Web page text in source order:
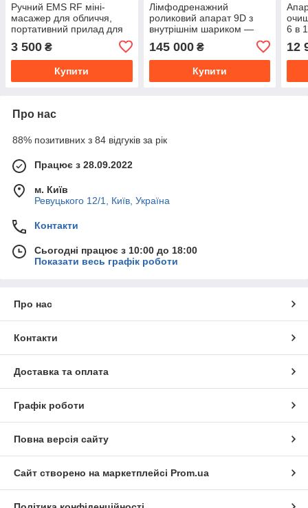
Ручний EMS RF міні-
масажер для обличчя,
портативний прилад для
підтяжки та омолодження
шкіри
3 500 ₴
Купити
Лімфодренажний
роликовий апарат 9D з
внутрішнім шариком —
масаж і моделювання
фігури 360°
145 000₴
Купити
6 в
12
Про нас
88% позитивних з 84 відгуків за рік
Працює з 28.09.2022
м. Київ
Ревуцького 12/1, Київ, Україна
Контакти
Сьогодні працює з 10:00 до 18:00
Показати весь графік роботи
Про нас
Контакти
Доставка та оплата
Графік роботи
Повна версія сайту
Сайт створено на маркетплейсі Prom.ua